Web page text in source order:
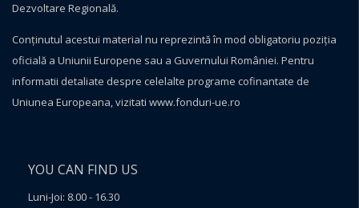
Dezvoltare Regională.
Conţinutul acestui material nu reprezintă în mod obligatoriu poziţia
oficială a Uniunii Europene sau a Guvernului României. Pentru
informatii detaliate despre celelalte programe cofinantate de
Uniunea Europeana, vizitati www.fonduri-ue.ro
YOU CAN FIND US
Luni-Joi: 8.00 - 16.30